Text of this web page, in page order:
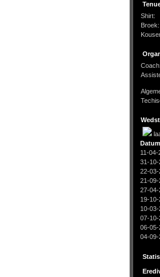
Shirt:
Broek:
Coach:
Datum
11-04-
31-10-
22-03-
21-09-
27-04-
19-
10-
07-10-
06-05-
04-09-